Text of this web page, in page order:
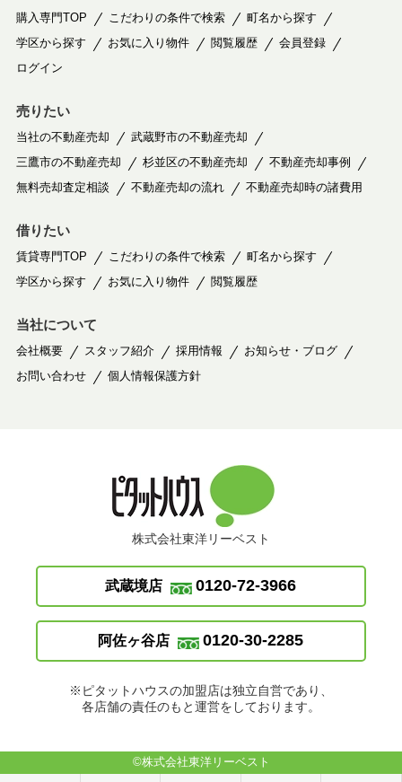
購入専門TOP こだわりの条件で検索
町名から探す
学区から探す
お気に入り物件 閲覧履歴
会員登録
ログイン
売りたい
当社の不動産売却
武蔵野市の不動産売却
三鷹市の不動産売却
杉並区の不動産売却
不動産売却事例
無料売却査定相談
不動産売却の流れ 不動産売却時の諸費用
借りたい
賃貸専門TOP こだわりの条件で検索
町名から探す
学区から探す
お気に入り物件 閲覧履歴
当社について
会社概要 スタッフ紹介 採用情報
お知らせ・ブログ
お問い合わせ
個人情報保護方針
株式会社東洋リーベスト
武蔵境店 0120-72-3966
阿佐ヶ谷店 0120-30-2285
※ピタットハウスの加盟店は独立自営であり、
各店舗の責任のもと運営をしております。
©株式会社東洋リーベスト